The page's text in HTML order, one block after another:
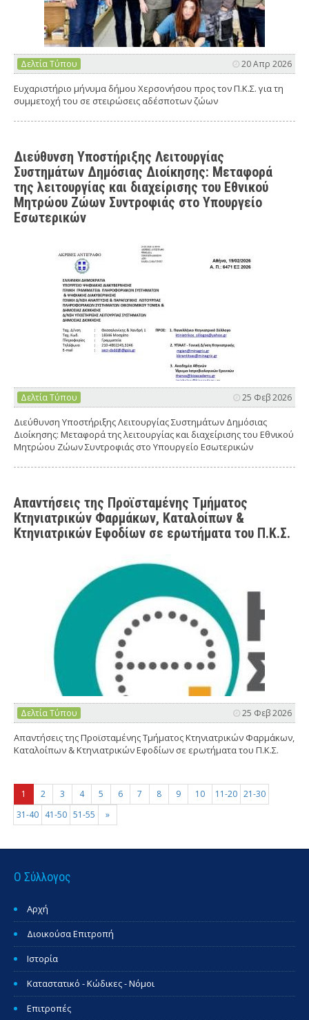
Δελτία Τύπου 20 Απρ 2026
Ευχαριστήριο μήνυμα δήμου Χερσονήσου προς τον Π.Κ.Σ. για τη
συμμετοχή του σε στειρώσεις αδέσποτων ζώων
Διεύθυνση Υποστήριξης Λειτουργίας
Συστημάτων Δημόσιας Διοίκησης: Μεταφορά
της λειτουργίας και διαχείρισης του Εθνικού
Μητρώου Ζώων Συντροφιάς στο Υπουργείο
Εσωτερικών
Δελτία Τύπου 25 Φεβ 2026
Διεύθυνση Υποστήριξης Λειτουργίας Συστημάτων Δημόσιας
Διοίκησης: Μεταφορά της λειτουργίας και διαχείρισης του Εθνικού
Μητρώου Ζώων Συντροφιάς στο Υπουργείο Εσωτερικών
Απαντήσεις της Προϊσταμένης Τμήματος
Κτηνιατρικών Φαρμάκων, Καταλοίπων &
Κτηνιατρικών Εφοδίων σε ερωτήματα του Π.Κ.Σ.
Δελτία Τύπου 25 Φεβ 2026
Απαντήσεις της Προϊσταμένης Τμήματος Κτηνιατρικών Φαρμάκων,
Καταλοίπων & Κτηνιατρικών Εφοδίων σε ερωτήματα του Π.Κ.Σ.
1 2 3 4 5 6 7 8 9 10 11-20 21-30
31-40 41-50 51-55 »
Ο Σύλλογος
Αρχή
Διοικούσα Επιτροπή
Ιστορία
Καταστατικό - Κώδικες - Νόμοι
Επιτροπές